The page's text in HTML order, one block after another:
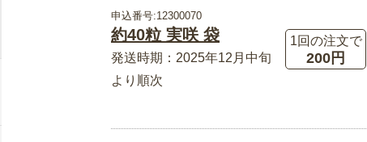
申込番号:12300070
約40粒 実咲 袋
発送時期：2025年12月中旬
より順次
1回の注文で
200円